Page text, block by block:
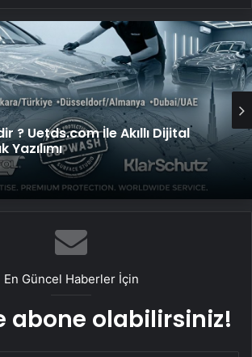
? Uetds.com İle Akıllı Dijital
Yazılımı
En Güncel Haberler İçin
abone olabilirsiniz!